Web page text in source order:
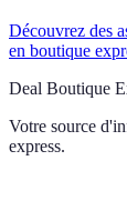
Découvrez des
en boutique
Deal Boutique
Votre source
express.